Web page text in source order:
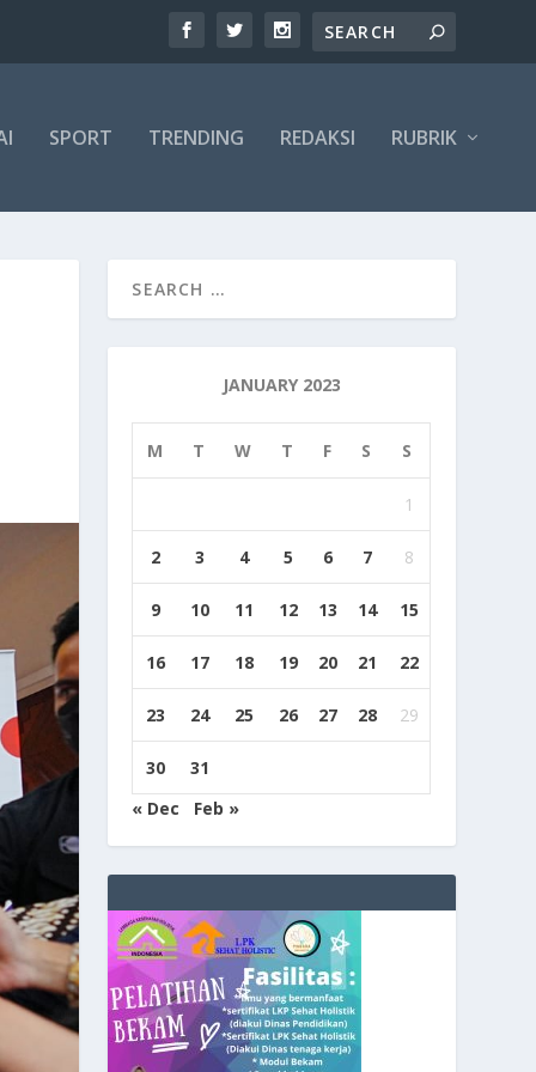
SPORT TRENDING REDAKSI RUBRIK
JANUARY 2023
M T W T F S S
1
2 3 4 5 6 7 8
9 10 11 12 13 14 15
16 17 18 19 20 21 22
23 24 25 26 27 28 29
30
31
« Dec
Feb »